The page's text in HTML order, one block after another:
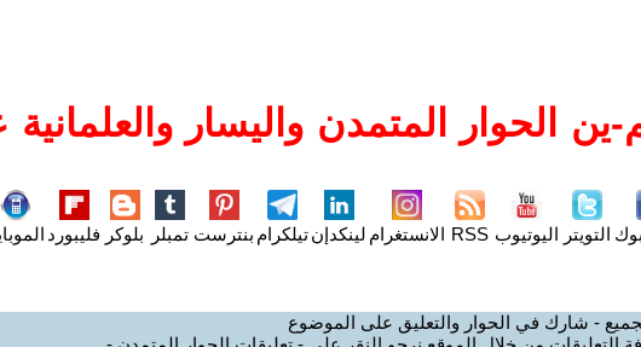
الحوار المتمدن واليسار
التويتر اليوتيوب RSS الانستغرام لينكدإنتيلكرام بنترست تمبلر بلوكر فليبورد
- شارك في الحوار والتعليق على الموضوع